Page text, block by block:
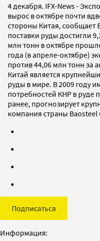
4 декабря. IFX-News -
вырос в октябре почти
стороны Китая,
поставки руды достигли
млн тонн в октябре
года (в апреле-октябре)
против 44,06 млн тонн за
Китай является
руды в мире. В 2009 году
потребностей КНР в руде
ранее, прогнозирует
компания страны Baosteel
Подписаться
Информация: